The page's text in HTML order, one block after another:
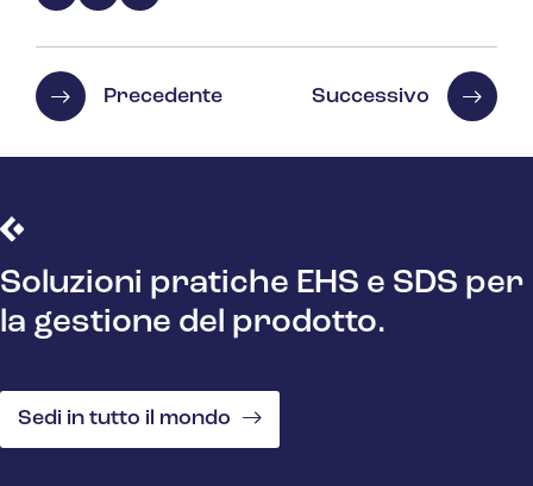
Precedente Successivo
Soluzioni pratiche EHS e SDS per
la gestione del prodotto.
Sedi in tutto il mondo